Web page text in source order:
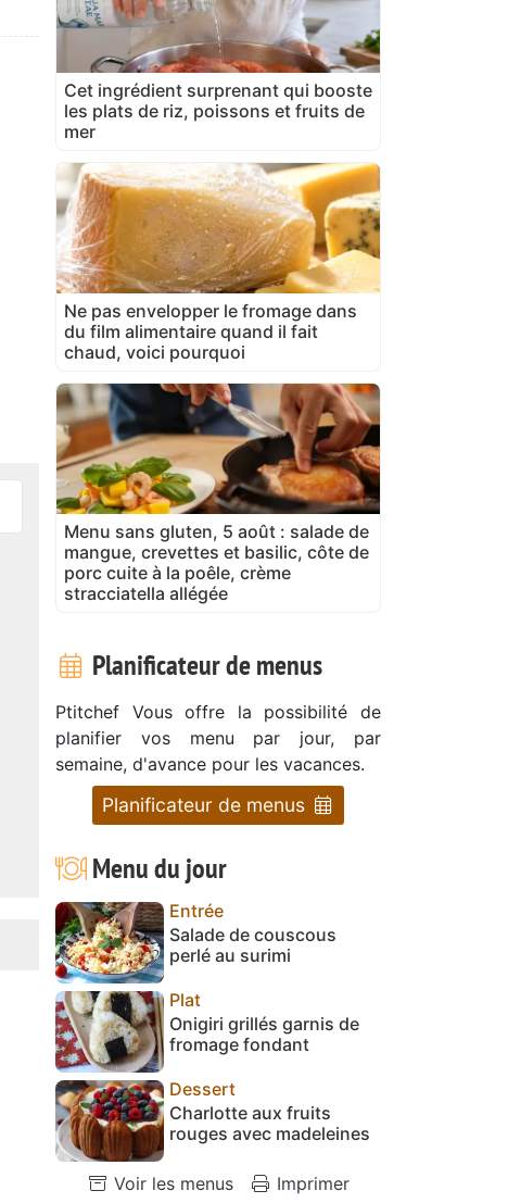
Cet ingrédient surprenant qui booste
les plats de riz, poissons et fruits de
mer
Ne pas envelopper le fromage dans
du film alimentaire quand il fait
chaud, voici pourquoi
Menu sans gluten, 5 août : salade de
mangue, crevettes et basilic, côte de
porc cuite à la poêle, crème
stracciatella allégée
Planificateur de menus
Ptitchef Vous offre la possibilité de
planifier vos menu par jour, par
semaine, d'avance pour les vacances.
Planificateur de menus
Menu du jour
Entrée
Salade de couscous
perlé au surimi
Plat
Onigiri grillés garnis de
fromage fondant
Dessert
Charlotte aux fruits
rouges avec madeleines
Voir les menus Imprimer